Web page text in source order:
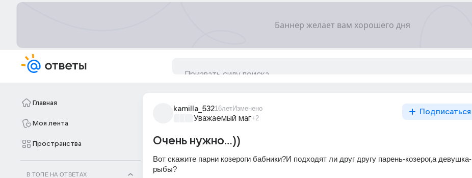
Главная
Моя лента
Пространства
В ТОПЕ НА ОТВЕТАХ
kamilla_53216летИзменено
Уважаемый маг+2
Подписаться
Очень нужно...))
Вот скажите парни козероги бабники?И подходят ли друг другу парень-козерог,а девушка-
рыбы?